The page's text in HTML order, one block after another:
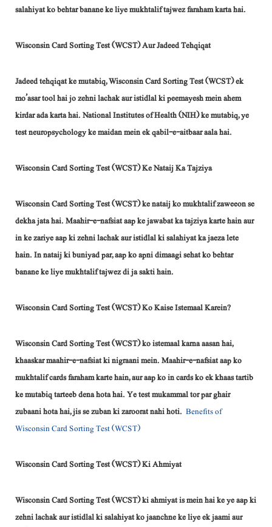
salahiyat ko behtar banane ke liye mukhtalif tajwez faraham karta hai.
Wisconsin Card Sorting Test (WCST) Aur Jadeed Tehqiqat
Jadeed tehqiqat ke mutabiq, Wisconsin Card Sorting Test (WCST) ek
mo’asar tool hai jo zehni lachak aur istidlal ki peemayesh mein ahem
kirdar ada karta hai. National Institutes of Health (NIH) ke mutabiq, ye
test neuropsychology ke maidan mein ek qabil-e-aitbaar aala hai.
Wisconsin Card Sorting Test (WCST) Ke Nataij Ka Tajziya
Wisconsin Card Sorting Test (WCST) ke nataij ko mukhtalif zaweeon se
dekha jata hai. Maahir-e-nafsiat aap ke jawabat ka tajziya karte hain aur
in ke zariye aap ki zehni lachak aur istidlal ki salahiyat ka jaeza lete
hain. In nataij ki buniyad par, aap ko apni dimaagi sehat ko behtar
banane ke liye mukhtalif tajwez di ja sakti hain.
Wisconsin Card Sorting Test (WCST) Ko Kaise Istemaal Karein?
Wisconsin Card Sorting Test (WCST) ko istemaal karna aasan hai,
khaaskar maahir-e-nafsiat ki nigraani mein. Maahir-e-nafsiat aap ko
mukhtalif cards faraham karte hain, aur aap ko in cards ko ek khaas tartib
ke mutabiq tarteeb dena hota hai. Ye test mukammal tor par ghair
zubaani hota hai, jis se zuban ki zaroorat nahi hoti. Benefits of
Wisconsin Card Sorting Test (WCST)
Wisconsin Card Sorting Test (WCST) Ki Ahmiyat
Wisconsin Card Sorting Test (WCST) ki ahmiyat is mein hai ke ye aap ki
zehni lachak aur istidlal ki salahiyat ko jaanchne ke liye ek jaami aur